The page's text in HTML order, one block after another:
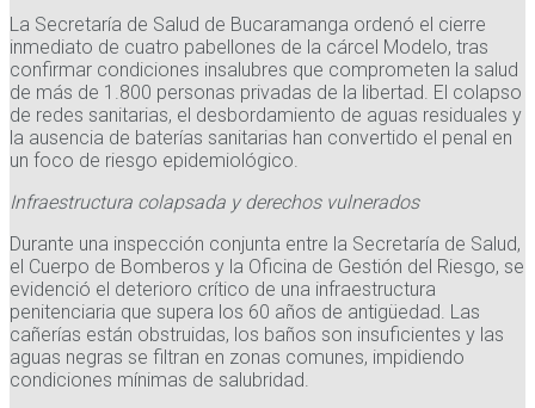
La Secretaría de Salud de Bucaramanga ordenó el cierre
inmediato de cuatro pabellones de la cárcel Modelo, tras
confirmar condiciones insalubres que comprometen la salud
de más de 1.800 personas privadas de la libertad. El colapso
de redes sanitarias, el desbordamiento de aguas residuales y
la ausencia de baterías sanitarias han convertido el penal en
un foco de riesgo epidemiológico.
Infraestructura colapsada y derechos vulnerados
Durante una inspección conjunta entre la Secretaría de Salud,
el Cuerpo de Bomberos y la Oficina de Gestión del Riesgo, se
evidenció el deterioro crítico de una infraestructura
penitenciaria que supera los 60 años de antigüedad. Las
cañerías están obstruidas, los baños son insuficientes y las
aguas negras se filtran en zonas comunes, impidiendo
condiciones mínimas de salubridad.